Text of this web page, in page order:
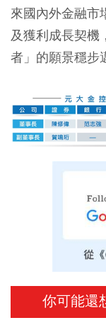
來國內外金融市
及獲利成長契機
者」的願景穩步
你可能還